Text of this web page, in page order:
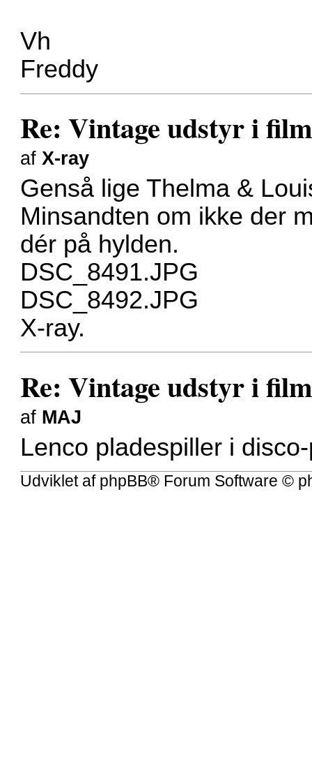
Vh
Freddy
Re: Vintage udstyr i
afX-ray
Genså lige Thelma &
Minsandten om ikke der
dér på hylden.
DSC_8491.JPG
DSC_8492.JPG
X-ray.
Re: Vintage udstyr i
af MAJ
Lenco pladespiller i
Udviklet af phpBB® Forum Software ©